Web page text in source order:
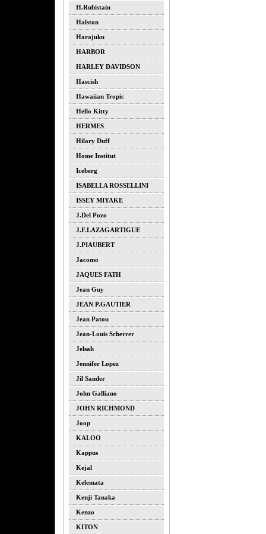
H.rubistain
Halston
Harajuku
HARBOR
HARLEY DAVIDSON
Hascish
Hawaiian Tropic
Hello Kitty
HERMES
Hilary Duff
Home Institut
Iceberg
ISABELLA ROSSELLINI
ISSEY MIYAKE
J.del Pozo
J.F.LAZAGARTIGUE
J.PIAUBERT
Jacomo
JAQUES FATH
Jean Guy
JEAN P.GAUTIER
Jean Patou
Jean-Louis Scherrer
Jelsah
Jennifer Lopez
Jil Sander
John Galliano
JOHN RICHMOND
Joop
KALOO
Kappus
Kejal
Kelemata
Kenji Tanaka
Kenzo
KITON